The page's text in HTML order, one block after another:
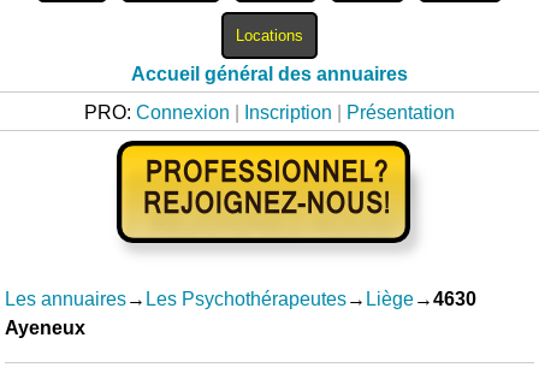
Accueil général des annuaires
PRO: Connexion Inscription Présentation
Les annuaires→ Les Psychothérapeutes→ Liège→4630
Ayeneux